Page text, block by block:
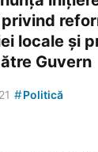
locale și
Guvern
#Politică